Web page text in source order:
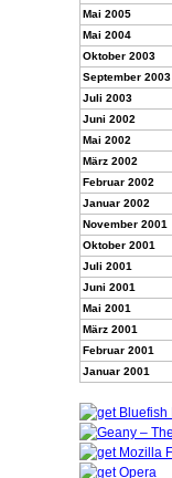
Mai 2005
Mai 2004
Oktober 2003
September 2003
Juli 2003
Juni 2002
Mai 2002
März 2002
Februar 2002
Januar 2002
November 2001
Oktober 2001
Juli 2001
Juni 2001
Mai 2001
März 2001
Februar 2001
Januar 2001